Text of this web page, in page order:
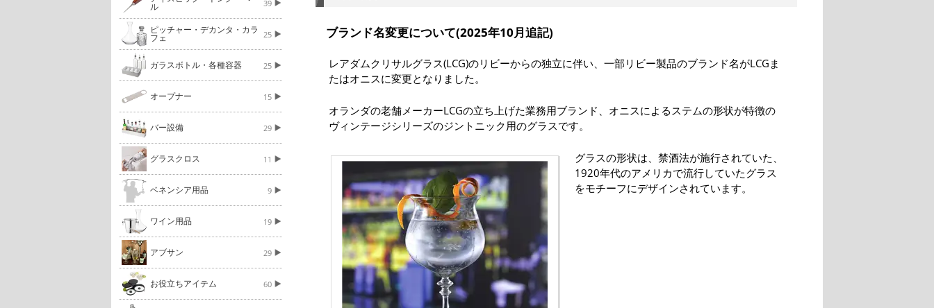
ル 39
ピッチャー・デカンタ・カラ
フェ 25
ガラスボトル・各種容器 25
オープナー 15
バー設備 29
グラスクロス 11
ベネンシア用品 9
ワイン用品 19
アブサン 29
お役立ちアイテム 60
ブランド名変更について(2025年10月追記)
レアダムクリサルグラス(LCG)のリビーからの独立に伴い、一部リビー製品のブランド名がLCGま
たはオニスに変更となりました。
オランダの老舗メーカーLCGの立ち上げた業務用ブランド、オニスによるステムの形状が特徴の
ヴィンテージシリーズのジントニック用のグラスです。
グラスの形状は、禁酒法が施行されていた、
1920年代のアメリカで流行していたグラス
をモチーフにデザインされています。